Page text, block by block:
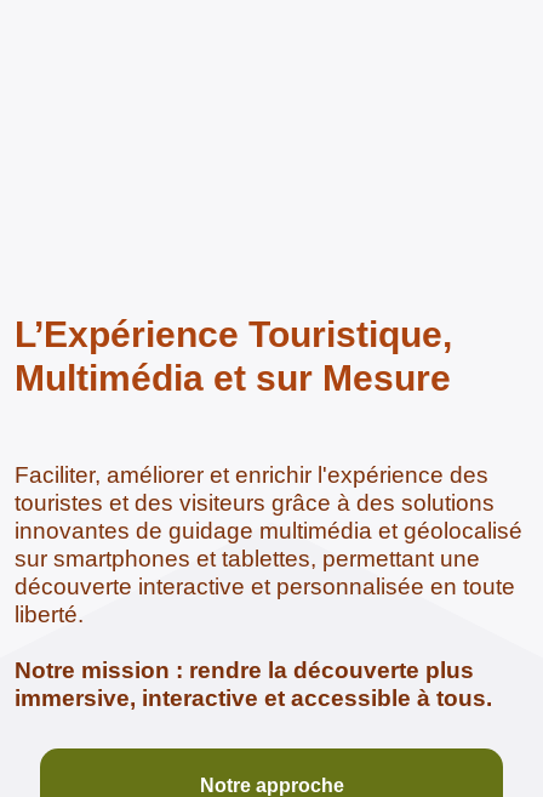
L’Expérience Touristique,
Multimédia et sur Mesure
Faciliter, améliorer et enrichir l'expérience des
touristes et des visiteurs grâce à des solutions
innovantes de guidage multimédia et géolocalisé
sur smartphones et tablettes, permettant une
découverte interactive et personnalisée en toute
liberté.
Notre mission : rendre la découverte plus
immersive, interactive et accessible à tous.
Notre approche